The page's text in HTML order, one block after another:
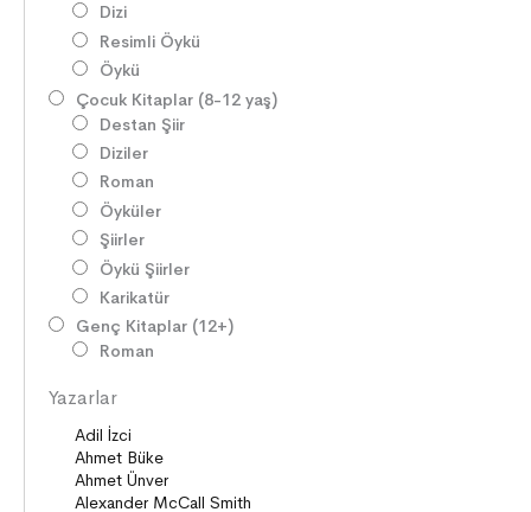
Dizi
Resimli Öykü
Öykü
Çocuk Kitaplar (8-12 yaş)
Destan Şiir
Diziler
Roman
Öyküler
Şiirler
Öykü Şiirler
Karikatür
Genç Kitaplar (12+)
Roman
Öyküler
Şiirler
Deneme
Anlatı
Yazarlar